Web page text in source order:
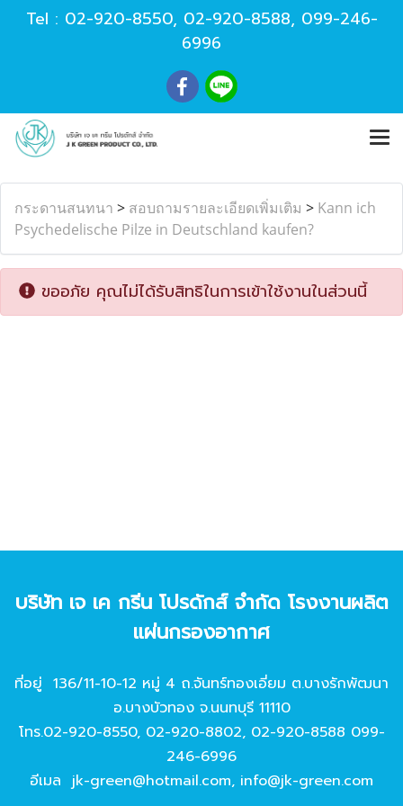
Tel : 02-920-8550, 02-920-8588, 099-246-
6996
กระดานสนทนา > สอบถามรายละเอียดเพิ่มเติม > Kann ich
Psychedelische Pilze in Deutschland kaufen?
ขออภัย คุณไม่ได้รับสิทธิในการเข้าใช้งานในส่วนนี้
บริษัท เจ เค กรีน โปรดักส์ จํากัด โรงงานผลิต
แผ่นกรองอากาศ
ที่อยู่ 136/11-10-12 หมู่ 4 ถ.จันทร์ทองเอี่ยม ต.บางรักพัฒนา
อ.บางบัวทอง จ.นนทบุรี 11110
โทร.02-920-8550, 02-920-8802, 02-920-8588 099-
246-6996
อีเมล jk-green@hotmail.com, info@jk-green.com